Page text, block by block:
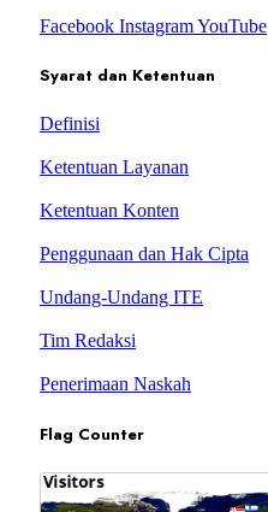
Facebook InstagramYouTube
Syarat dan Ketentuan
Definisi
Ketentuan Layanan
Ketentuan Konten
Penggunaan dan Hak Cipta
Undang-Undang ITE
Tim Redaksi
Penerimaan Naskah
Flag Counter